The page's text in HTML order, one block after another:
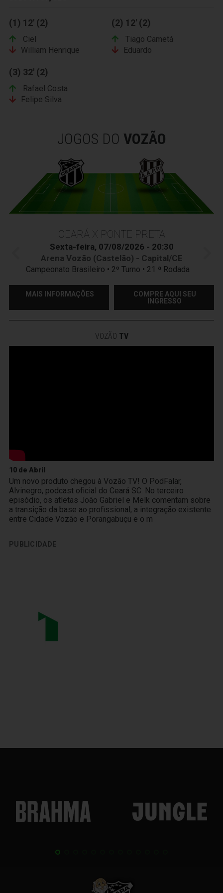
(1) 12' (2)
Ciel
William Henrique
(2) 12' (2)
Tiago Cametá
Eduardo
(3) 32' (2)
Rafael Costa
Felipe Silva
JOGOS DO VOZÃO
CEARÁ X PONTE PRETA
Sexta-feira, 07/08/2026 - 20:30
Arena Vozão (Castelão) - Capital/CE
Campeonato Brasileiro • 2º Turno • 21 ª Rodada
MAIS INFORMAÇÕES
COMPRE AQUI SEU
INGRESSO
VOZÃO TV
10 de Abril
Um novo produto chegou à Vozão TV! O PodFalar,
Alvinegro, podcast oficial do Ceará SC. No terceiro
episódio, os atletas João Gabriel e Melk comentam sobre
a transição da base ao profissional, a integração existente
entre Cidade Vozão e Porangabuçu e o m
PUBLICIDADE